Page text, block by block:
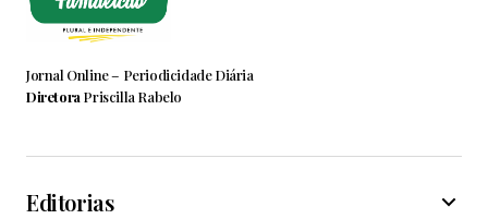
Jornal Online – Periodicidade Diária
Diretora Priscilla Rabelo
Editorias